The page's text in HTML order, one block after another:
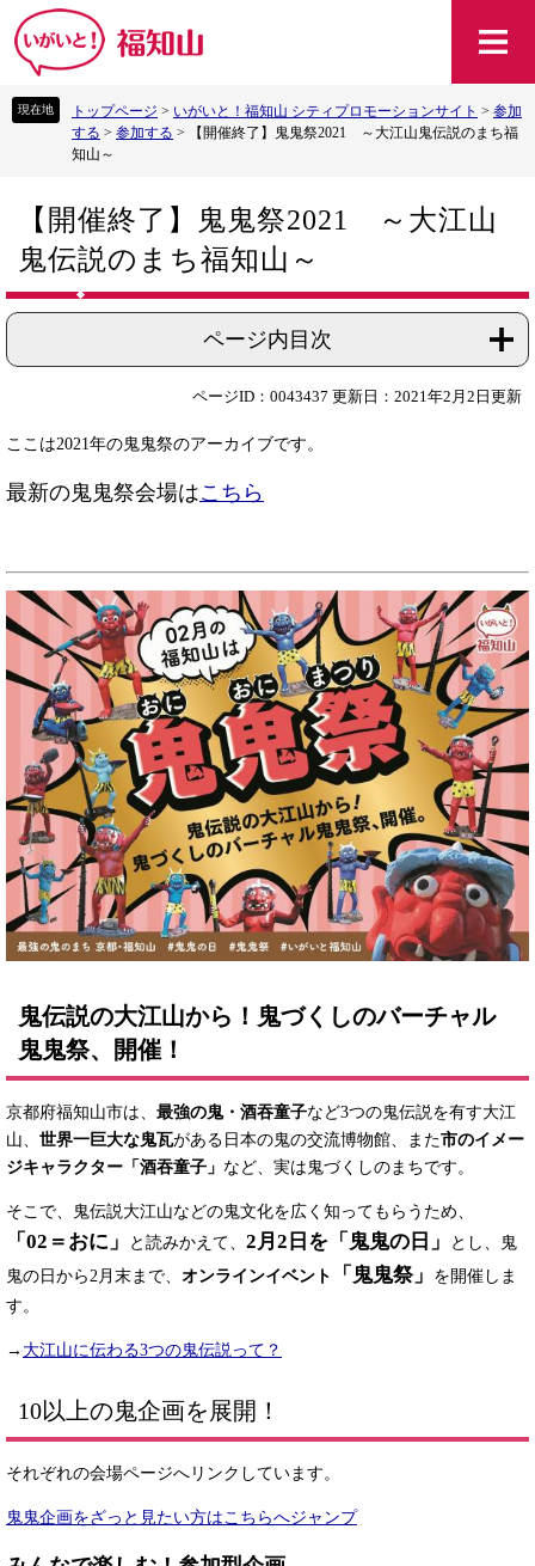
ー
ニ
へ
トップページ > いがいと！福知山 シティプロモーションサイト > 参加
する > 参加する >
【開催終了】鬼鬼祭2021 ～大江山鬼伝説のまち福
知山～
【開催終了】鬼鬼祭2021 ～大江山
鬼伝説のまち福知山～
ページ内目次
ページID：0043437 更新日：2021年2月2日更新
ここは2021年の鬼鬼祭のアーカイブです。
最新の鬼鬼祭会場はこちら
鬼伝説の大江山から！鬼づくしのバーチャル
鬼鬼祭、開催！
京都府福知山市は、 最強の鬼・酒吞童子など3つの鬼伝説を有す大江
山、 世界一巨大な鬼瓦がある日本の鬼の交流博物館、また市のイメー
ジキャラクター「酒吞童子」 など、実は鬼づくしのまちです。
そこで、 鬼伝説大江山などの鬼文化を広く知ってもらうため、
「02＝おに」 と読みかえて、 2月2日を「鬼鬼の日」
とし、鬼
鬼の日から2月末まで、 オンラインイベント 「鬼鬼祭」
を開催しま
す。
→ 大江山に伝わる3つの鬼伝説って？
10以上の鬼企画を展開！
それぞれの会場ページへリンクしています。
鬼鬼企画をざっと見たい方はこちらへジャンプ